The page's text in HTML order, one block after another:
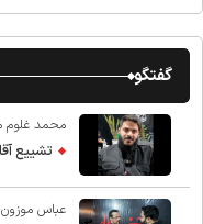
گفتگو
محمد غلوم
تشییع
عباس موزون